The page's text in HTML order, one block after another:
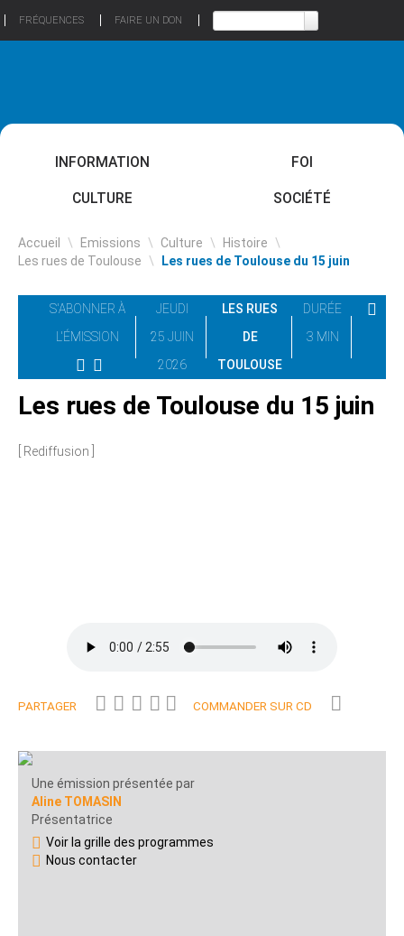
FRÉQUENCES FAIRE UN DON
INFORMATION FOI
CULTURE SOCIÉTÉ
Accueil \ Emissions \ Culture \ Histoire \
Les rues de Toulouse \ Les rues de Toulouse du 15 juin
S'ABONNER À
L'ÉMISSION
JEUDI
25 JUIN
2026
LES RUES
DE
TOULOUSE
DURÉE
3 MIN
Les rues de Toulouse du 15 juin
[ Rediffusion ]
PARTAGER COMMANDER SUR CD
Une émission présentée par
Aline TOMASIN
Présentatrice
Voir la grille des programmes
Nous contacter